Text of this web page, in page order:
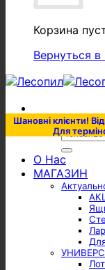
Корзина
Вернуться в
Искать:
О Нас
МАГАЗИН
Шановні клієнти!
Для